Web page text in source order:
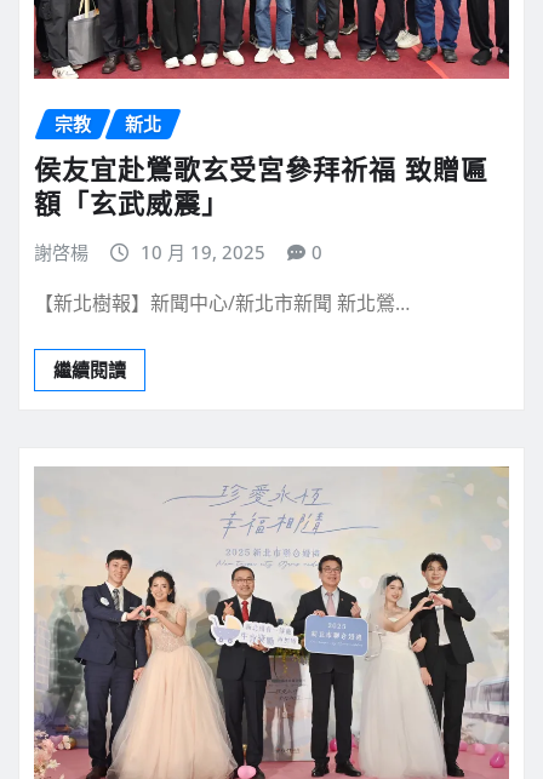
宗教 新北
侯友宜赴鶯歌玄受宮參拜祈福 致贈匾
額「玄武威震」
謝啓楊 10 月 19, 2025 0
【新北樹報】新聞中心/新北市新聞 新北鶯…
繼續閱讀